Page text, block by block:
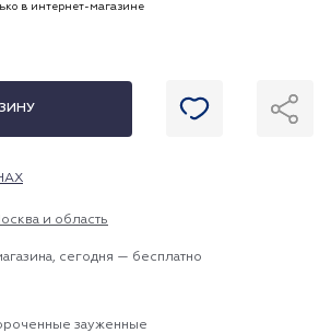
в интернет-магазине
и область
сегодня — бесплатно
зауженные